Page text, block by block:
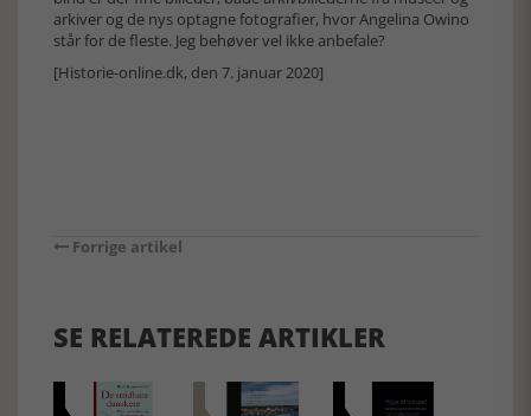
arkiver og de nys optagne fotografier, hvor Angelina Owino
står for de fleste. Jeg behøver vel ikke anbefale?
[Historie-online.dk, den 7. januar 2020]
Forrige artikel
SE RELATEREDE ARTIKLER